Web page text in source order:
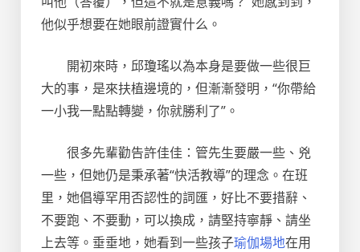
他似乎想要在她眼前證實什么。
開初來時，邱瓊瑤以為本身是要做一些很巨
大的事，是來扶植邊境的，但漸漸發明，“你帶給
一小我一點點轉變，你就勝利了”。
很多先輩勸告許佳佳：管先生要嚴一些、兇
一些，但她仍是秉承著“快活教導”的理念。在班
里，她倡導罕用否認性的詞匯，好比不要措辭、
不要跑、不要動，可以換成，請堅持寧靜、請坐
上去等。垂垂地，她看到一些孩子瑜伽場地在用